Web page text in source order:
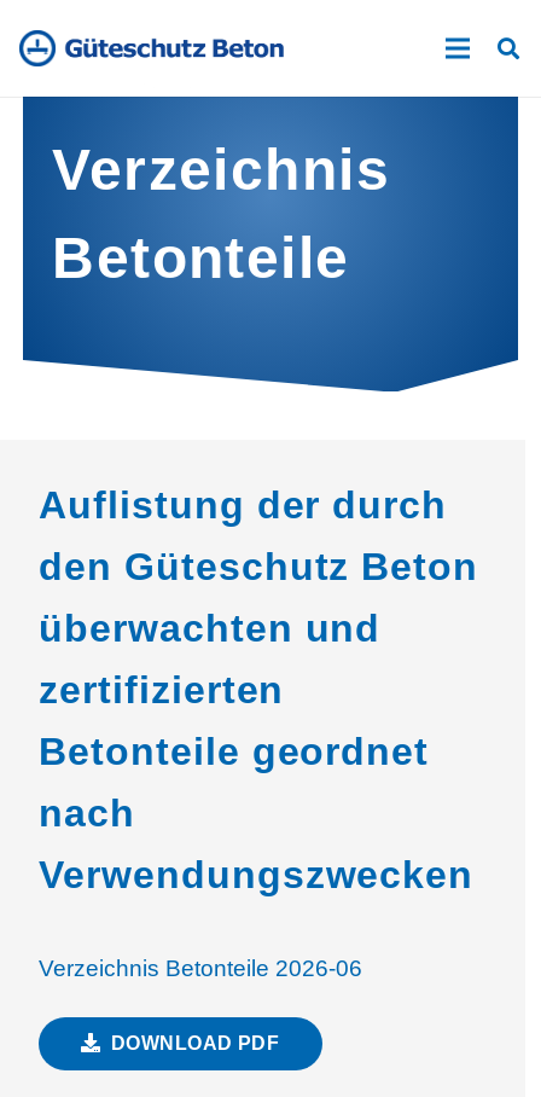
Verzeichnis
Betonteile
Auflistung der durch
den Güteschutz Beton
überwachten und
zertifizierten
Betonteile geordnet
nach
Verwendungszwecken
Verzeichnis Betonteile 2026-06
DOWNLOAD PDF